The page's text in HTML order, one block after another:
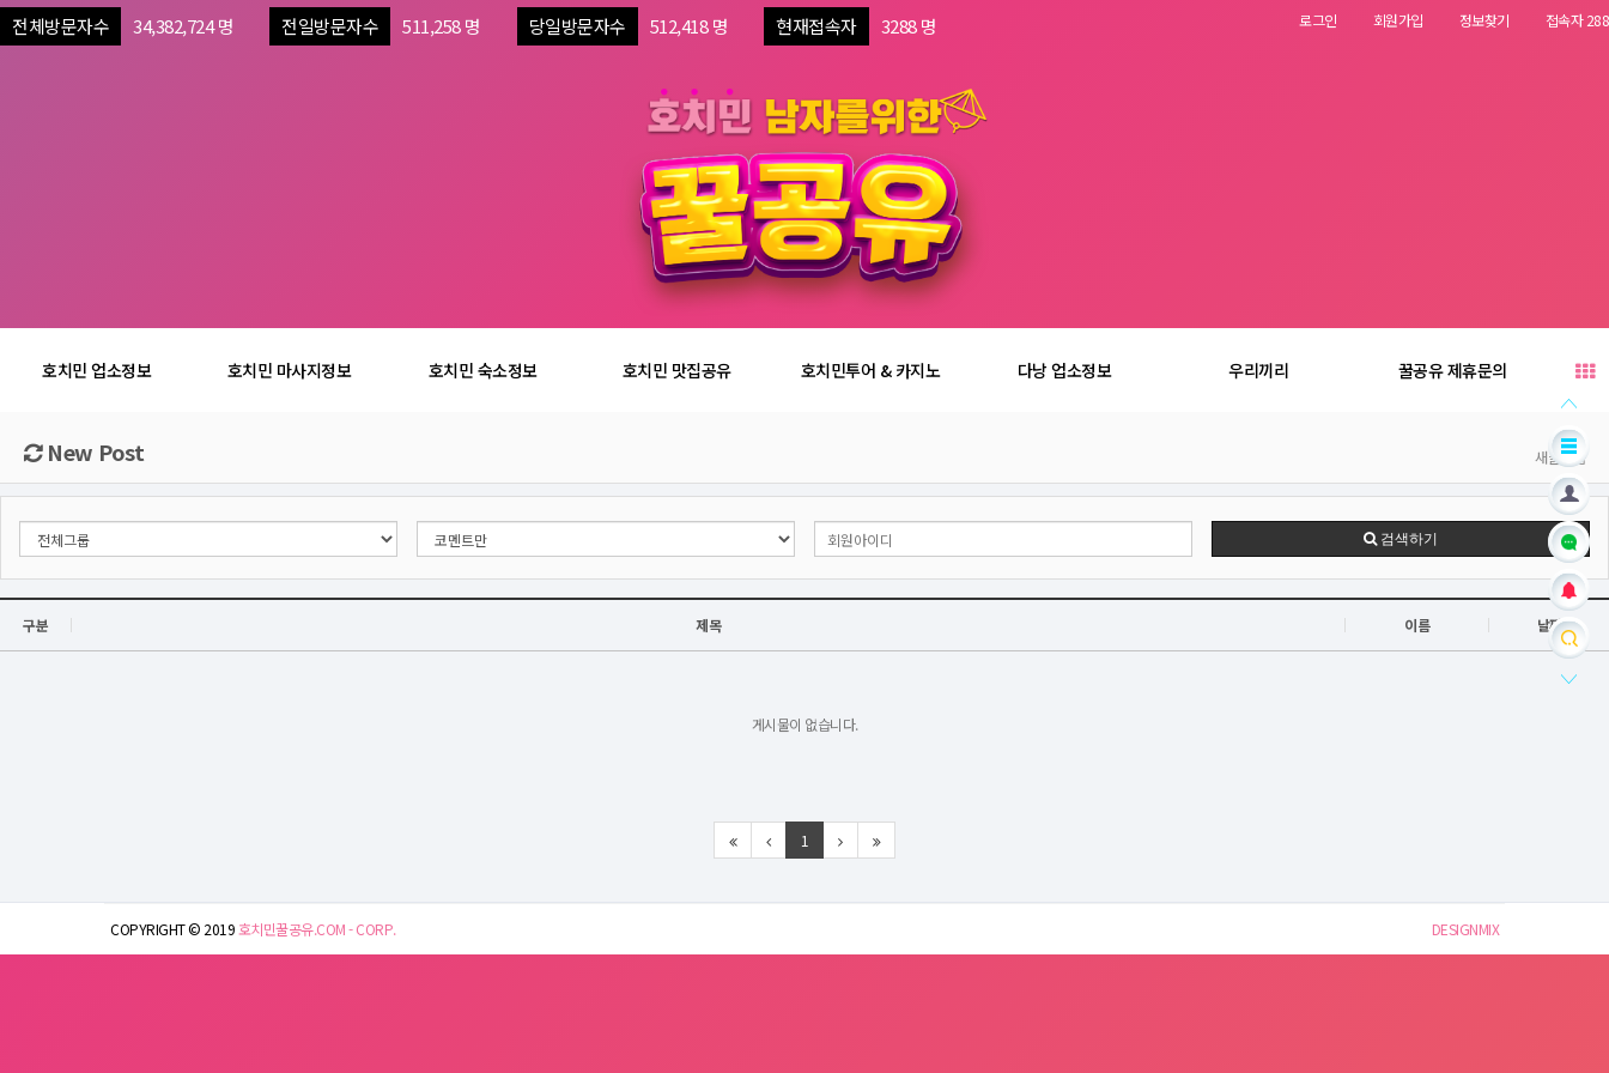
전체방문자수 34,382,724 명 전일방문자수 511,258 명 당일방문자수 512,418 명 현재접속자 3288 명 로그인 회원가입 정보찾기 접속자 288
호치민 업소정보 호치민 마사지정보 호치민 숙소정보 호치민 맛집공유 호치민투어 & 카지노 다낭 업소정보 우리끼리 꿀공유 제휴문의
New Post 새글모음
검색하기
구분 제목 이름 날짜
게시물이 없습니다.
1
COPYRIGHT © 2019호치민꿀공유.COM - CORP. DESIGNMIX